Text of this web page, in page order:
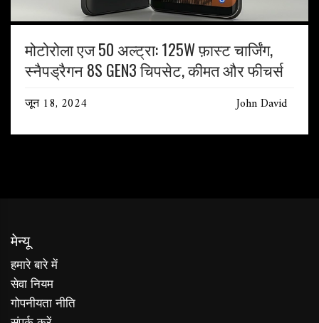
मोटोरोला एज 50 अल्ट्रा: 125W फ़ास्ट चार्जिंग,
स्नैपड्रैगन 8S GEN3 चिपसेट, कीमत और फीचर्स
जून 18, 2024 John David
मेन्यू
हमारे बारे में
सेवा नियम
गोपनीयता नीति